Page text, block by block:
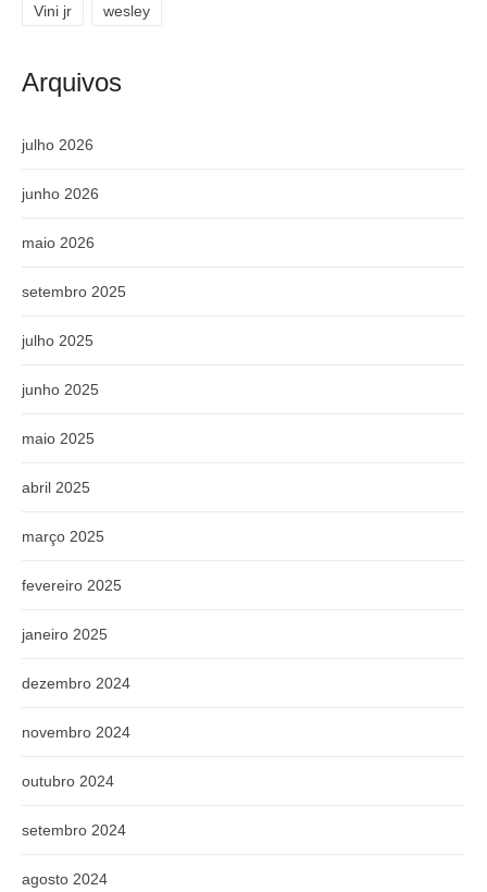
Vini jr wesley
Arquivos
julho 2026
junho 2026
maio 2026
setembro 2025
julho 2025
junho 2025
maio 2025
abril 2025
março 2025
fevereiro 2025
janeiro 2025
dezembro 2024
novembro 2024
outubro 2024
setembro 2024
agosto 2024